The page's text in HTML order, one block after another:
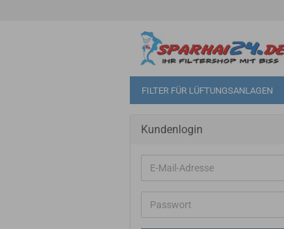
FILTER FÜR LÜFTUNGSANLAGEN
Kundenlogin
E-
Mail-
Adresse
Passwort